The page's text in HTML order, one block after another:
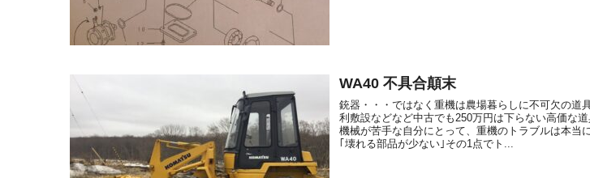
WA40 不具合顛末
銃器・・・ではなく重機は農場暮らしに不可欠の道
利敷設などなど中古でも250万円は下らない高価な道
機械が苦手な自分にとって、重機のトラブルは本当
｢壊れる部品が少ない｣その1点でト...